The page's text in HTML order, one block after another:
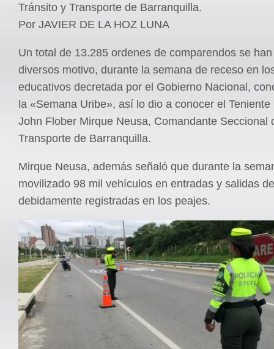
Tránsito y Transporte de Barranquilla.
Por JAVIER DE LA HOZ LUNA
Un total de 13.285 ordenes de comparendos se
diversos motivo, durante la semana de receso en
educativos decretada por el Gobierno Nacional,
la «Semana Uribe», así lo dio a conocer el Teniente
John Flober Mirque Neusa, Comandante Seccional
Transporte de Barranquilla.
Mirque Neusa, además señaló que durante la
movilizado 98 mil vehículos en entradas y salidas
debidamente registradas en los peajes.